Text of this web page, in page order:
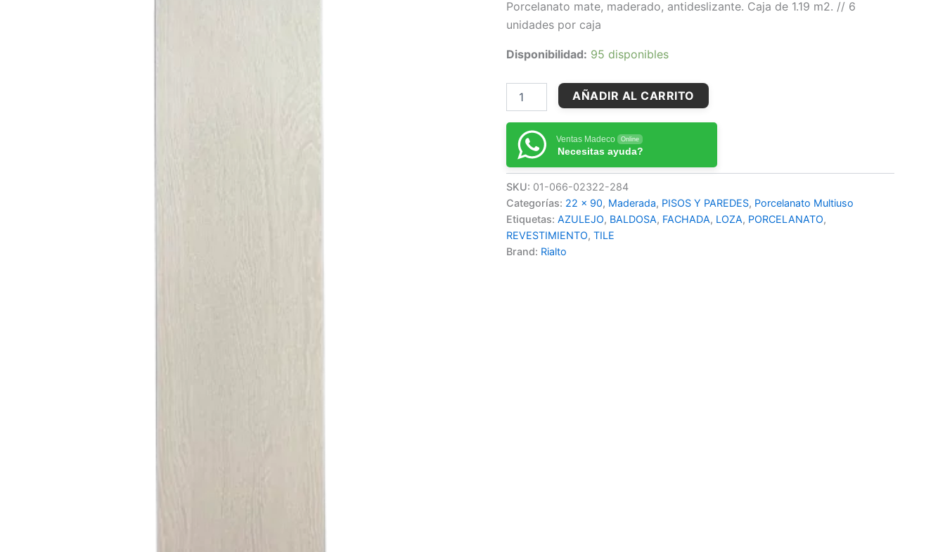
Porcelanato mate, maderado, antideslizante. Caja de 1.19 m2. // 6
unidades por caja
Disponibilidad: 95 disponibles
AÑADIR AL CARRITO
Ventas Madeco Online
Necesitas ayuda?
SKU: 01-066-02322-284
Categorías: 22 x 90, Maderada, PISOS Y PAREDES, Porcelanato Multiuso
Etiquetas: AZULEJO, BALDOSA, FACHADA, LOZA, PORCELANATO,
REVESTIMIENTO, TILE
Brand: Rialto